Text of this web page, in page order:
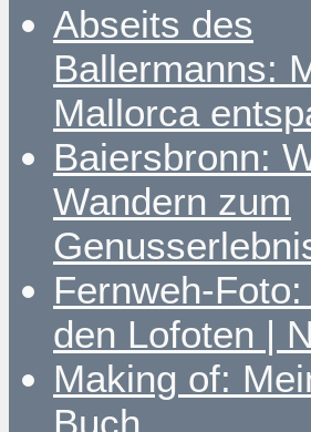
Abseits des
Ballermanns:
Mallorca
Baiersbronn:
Wandern zum
Fernweh-
den Lofoten |
Making of:
Buch